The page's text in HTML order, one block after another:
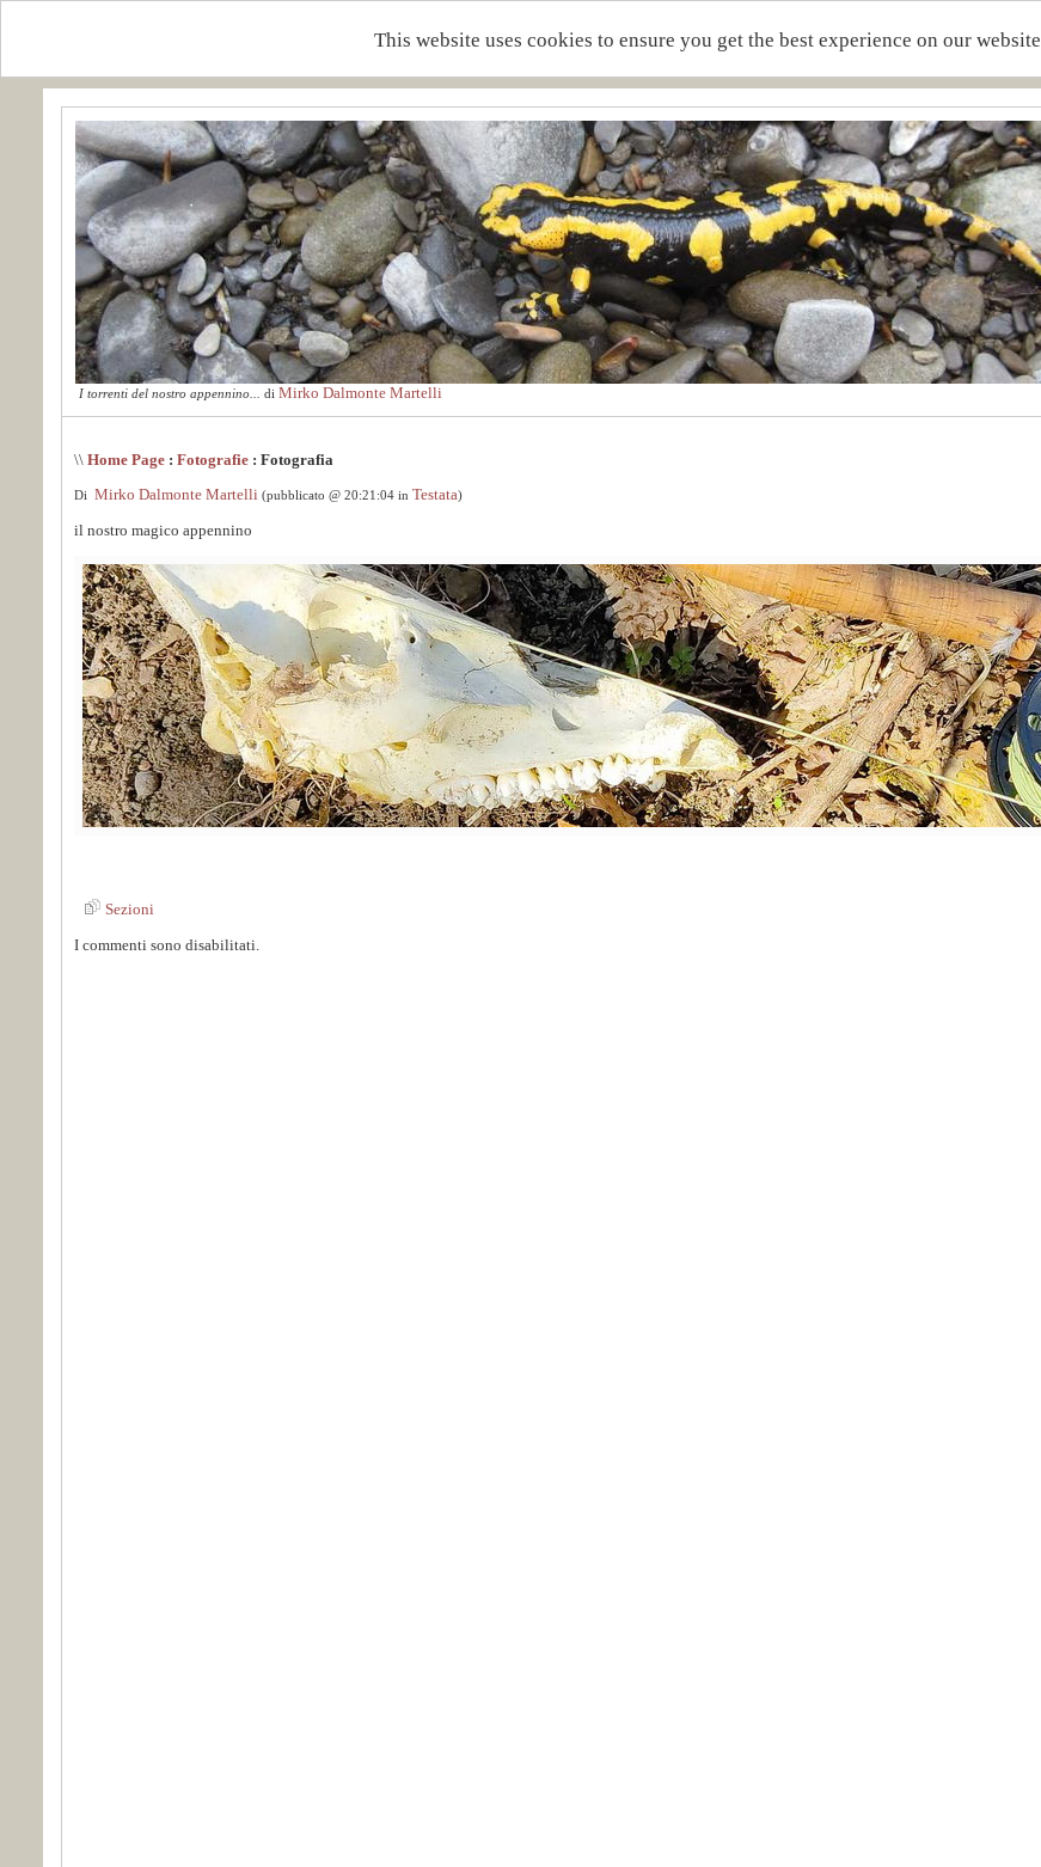
This website uses cookies to ensure you get the best experience on our website
I torrenti del nostro appennino... di Mirko Dalmonte Martelli
\\ Home Page: Fotografie: Fotografia
Di Mirko Dalmonte Martelli(pubblicato @ 20:21:04 in Testata)
il nostro magico appennino
Sezioni
I commenti sono disabilitati.